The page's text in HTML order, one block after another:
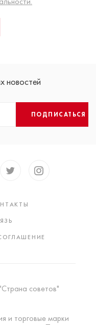
новостей
ПОДПИСАТЬСЯ
советов"
и торговые марки